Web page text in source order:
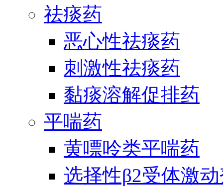
祛痰药
恶心性祛痰药
刺激性祛痰药
黏痰溶解促排药
平喘药
黄嘌呤类平喘药
选择性β2受体激